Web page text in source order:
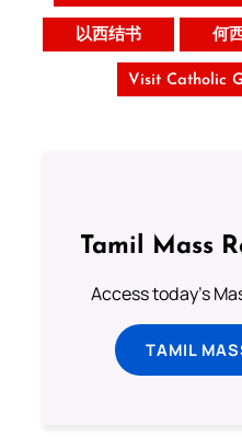
以西结书 何
Visit Catholic
Tamil Mass
Access today's
TAMIL